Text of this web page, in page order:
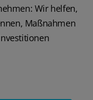
Wir helfen,
Maßnahmen